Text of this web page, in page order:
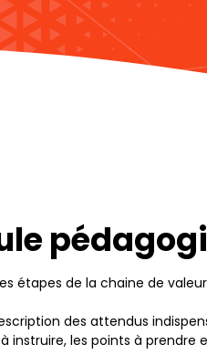
étapes de la chaine de
des attendus
instruire, les points à